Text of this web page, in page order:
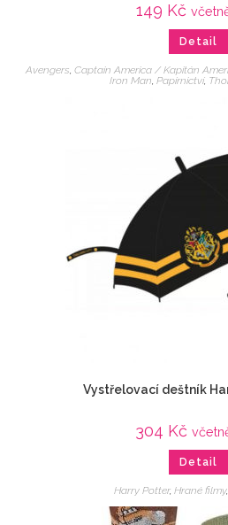
149 Kč
Detail
Avengers, Captain America / Kapitán
Iron Man, Papírnictví,
Vystřelovací deštník
304 Kč
Detail
Harry Potter, Hrané filmy,